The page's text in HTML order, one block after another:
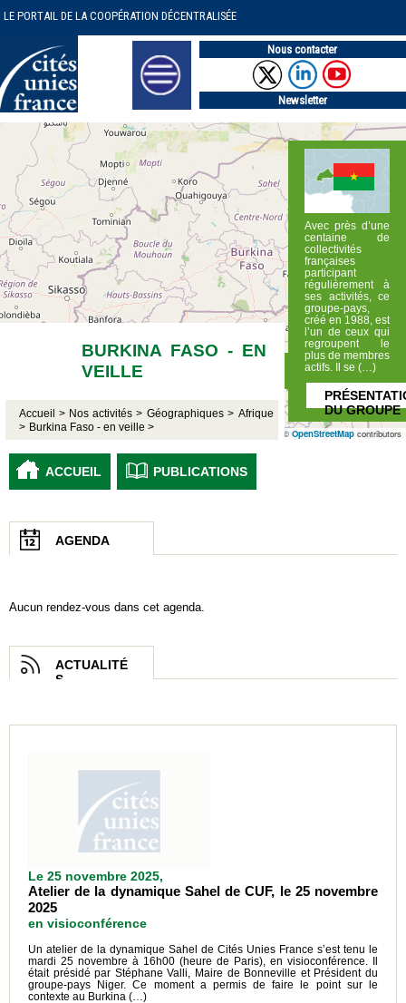
LE PORTAIL DE LA COOPÉRATION DÉCENTRALISÉE
Nous contacter
Newsletter
BURKINA FASO - EN
VEILLE
Accueil > Nos activités > Géographiques > Afrique
> Burkina Faso - en veille >
Avec près d’une
centaine de
collectivités
françaises
participant
régulièrement à
ses activités, ce
groupe-pays,
créé en 1988, est
l’un de ceux qui
regroupent le
plus de membres
actifs. Il se (…)
DU GROUPE
© OpenStreetMap contributors
ACCUEIL PUBLICATIONS
AGENDA
Aucun rendez-vous dans cet agenda.
ACTUALITÉ
S
Le 25 novembre 2025,
Atelier de la dynamique Sahel de CUF, le 25 novembre
2025
en visioconférence
Un atelier de la dynamique Sahel de Cités Unies France s’est tenu le
mardi 25 novembre à 16h00 (heure de Paris), en visioconférence. Il
était présidé par Stéphane Valli, Maire de Bonneville et Président du
groupe-pays Niger. Ce moment a permis de faire le point sur le
contexte au Burkina (…)